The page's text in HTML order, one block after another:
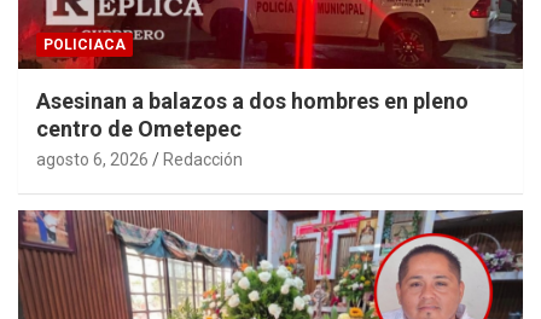
POLICIACA
Asesinan a balazos a dos hombres en pleno
centro de Ometepec
agosto 6, 2026 Redacción